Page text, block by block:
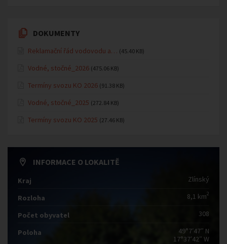
DOKUMENTY
Reklamační řád vodovodu a… (45.40 KB)
Vodné, stočné_2026 (475.06 KB)
Termíny svozu KO 2026 (91.38 KB)
Vodné, stočné_2025 (272.84 KB)
Termíny svozu KO 2025 (27.46 KB)
INFORMACE O LOKALITĚ
Kraj Zlínský
Rozloha 8,1 km2
Počet obyvatel 308
Poloha
49°7′47″ N
17°37′42″ W